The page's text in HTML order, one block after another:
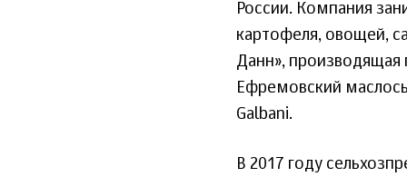
России. Компания
картофеля, овощей,
Данн», производящая
Ефремовский
Galbani.
В 2017 году